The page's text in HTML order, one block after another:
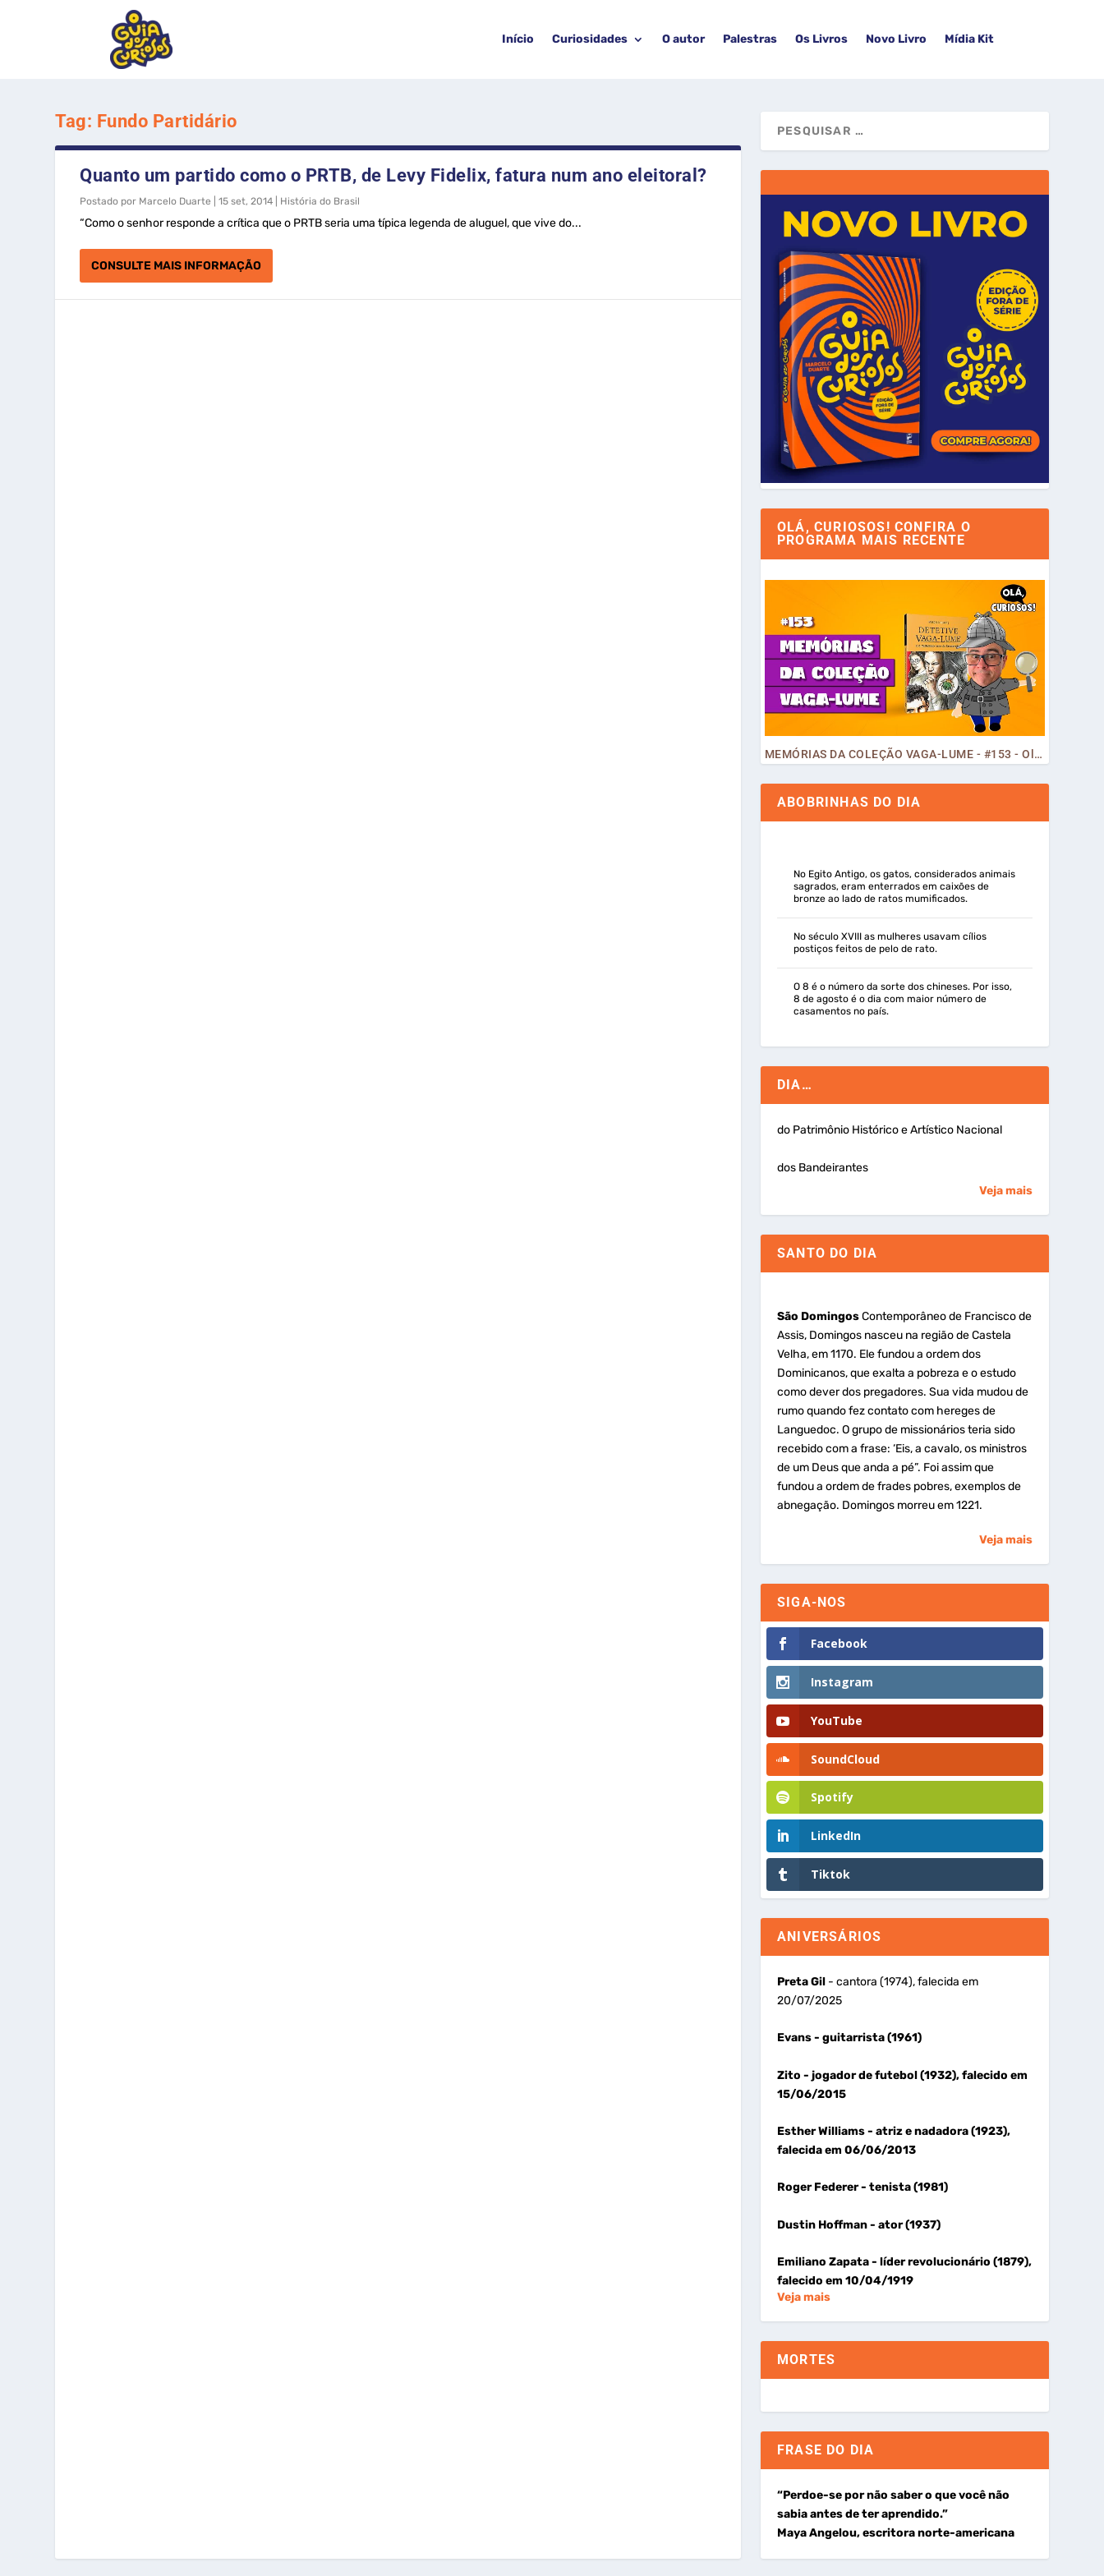
Início Curiosidades O autor Palestras Os Livros Novo Livro Mídia Kit
Tag: Fundo Partidário
Quanto um partido como o PRTB, de Levy Fidelix, fatura num ano eleitoral?
Postado por Marcelo Duarte |15 set, 2014 História do Brasil
“Como o senhor responde a crítica que o PRTB seria uma típica legenda de aluguel, que vive do...
CONSULTE MAIS INFORMAÇÃO
OLÁ, CURIOSOS! CONFIRA O
PROGRAMA MAIS RECENTE
MEMÓRIAS DA COLEÇÃO VAGA-LUME - #153 - Olá, Curiosos! 2023
ABOBRINHAS DO DIA
No Egito Antigo, os gatos, considerados animais
sagrados, eram enterrados em caixões de
bronze ao lado de ratos mumificados.
No século XVIII as mulheres usavam cílios
postiços feitos de pelo de rato.
O 8 é o número da sorte dos chineses. Por isso,
8 de agosto é o dia com maior número de
casamentos no país.
DIA…
do Patrimônio Histórico e Artístico Nacional
dos Bandeirantes
Veja mais
SANTO DO DIA
São DomingosContemporâneo de Francisco de
Assis, Domingos nasceu na região de Castela
Velha, em 1170. Ele fundou a ordem dos
Dominicanos, que exalta a pobreza e o estudo
como dever dos pregadores. Sua vida mudou de
rumo quando fez contato com hereges de
Languedoc. O grupo de missionários teria sido
recebido com a frase: ‘Eis, a cavalo, os ministros
de um Deus que anda a pé”. Foi assim que
fundou a ordem de frades pobres, exemplos de
abnegação. Domingos morreu em 1221.
Veja mais
SIGA-NOS
Facebook
Instagram
YouTube
SoundCloud
Spotify
LinkedIn
Tiktok
ANIVERSÁRIOS
Preta Gil- cantora (1974), falecida em
20/07/2025
Evans- guitarrista (1961)
Zito - jogador de futebol (1932), falecido em
15/06/2015
Esther Williams- atriz e nadadora (1923),
falecida em 06/06/2013
Roger Federer- tenista (1981)
Dustin Hoffman- ator (1937)
Emiliano Zapata- líder revolucionário (1879),
falecido em 10/04/1919
Veja mais
MORTES
FRASE DO DIA
“Perdoe-se por não saber o que você não
sabia antes de ter aprendido.”
Maya Angelou, escritora norte-americana